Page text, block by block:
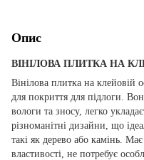
Опис
ВІНІЛОВА ПЛИТКА НА
Вінілова плитка на клейовій
для покриття для підлоги.
вологи та зносу, легко
різноманітні дизайни, що
такі як дерево або камінь. Має
властивості, не потребує